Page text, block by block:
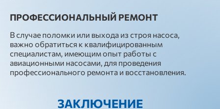
ПРОФЕССИОНАЛЬНЫЙ РЕМОНТ
В случае поломки или выхода из строя насоса,
важно обратиться к квалифицированным
специалистам, имеющим опыт работы с
авиационными насосами, для проведения
профессионального ремонта и восстановления.
ЗАКЛЮЧЕНИЕ